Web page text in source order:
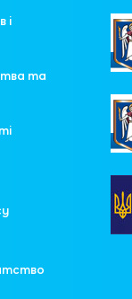
і
та